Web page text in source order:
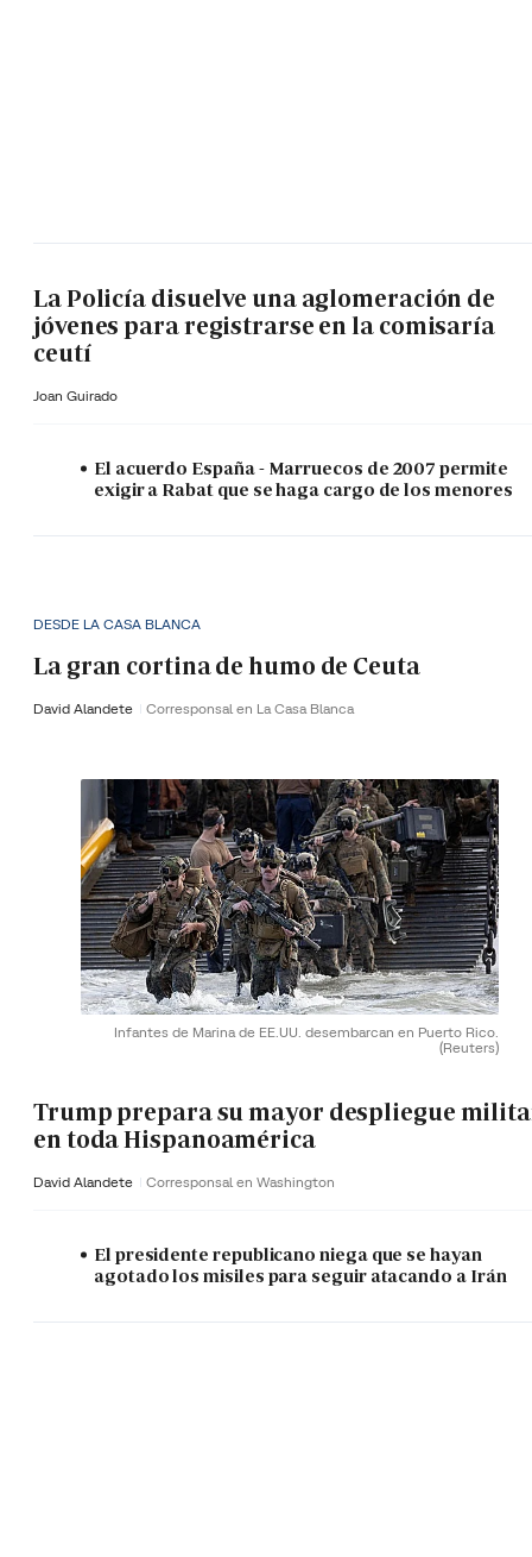
La Policía disuelve una aglomeración de
jóvenes para registrarse en la comisaría
ceutí
Joan Guirado
El acuerdo España - Marruecos de 2007 permite
exigir a Rabat que se haga cargo de los menores
DESDE LA CASA BLANCA
La gran cortina de humo de Ceuta
David Alandete Corresponsal en La Casa Blanca
Infantes de Marina de EE.UU. desembarcan en Puerto Rico.
(Reuters)
Trump prepara su mayor despliegue
en toda Hispanoamérica
David Alandete Corresponsal en Washington
El presidente republicano niega que se hayan
agotado los misiles para seguir atacando a Irán